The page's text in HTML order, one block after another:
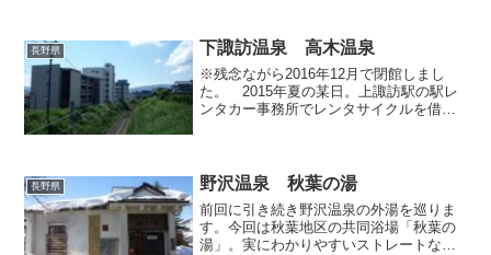
り上げたことがございますが（前回記事
はこちら）、昨年...
長野県 下諏訪温泉 高木温泉
※残念ながら2016年12月で閉館しまし
た。 2015年夏の某日。上諏訪駅の駅レ
ンタカー事務所でレンタサイクルを借り
を跨いで、観光...
長野県 野沢温泉 秋葉の湯
前回に引き続き野沢温泉の外湯を巡りま
す。今回は秋葉地区の共同浴場「秋葉の
湯」。実にわかりやすいストレートなネ